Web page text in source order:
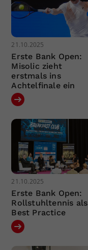
21.10.2025
Erste Bank Open:
Misolic zieht
erstmals ins
Achtelfinale ein
21.10.2025
Erste Bank Open:
Rollstuhltennis als
Best Practice